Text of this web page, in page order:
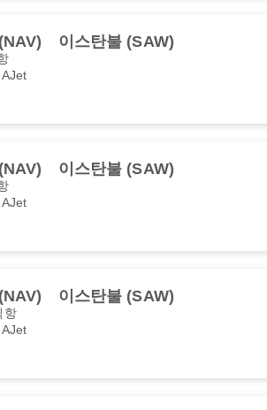
이스탄불 (SAW)
AJet
이스탄불 (SAW)
AJet
이스탄불 (SAW)
항
AJet